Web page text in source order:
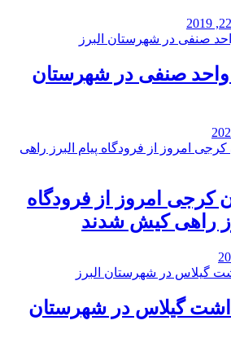
پلمب ۶ واحد صنفی در شهرستان
کرجی امروز از فرودگاه
راهی کیش شدند
گیلاس در شهرستان